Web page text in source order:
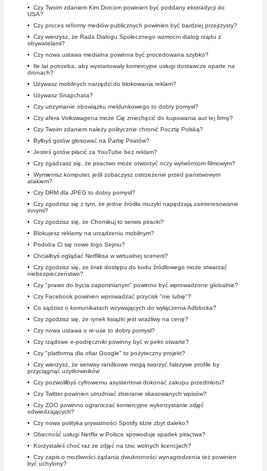
• Czy Twoim zdaniem Kim Dotcom powinien być poddany ekstradycji do
USA?
• Czy proces reformy mediów publicznych powinien być bardziej przejrzysty?
• Czy wierzysz, że Rada Dialogu Społecznego wzmocni dialog rządu z
obywatelami?
• Czy nowa ustawa medialna powinna być procedowana szybko?
• Ile lat potrzeba, aby wystartowały komercyjne usługi dostawcze oparte na
dronach?
• Używasz mobilnych narzędzi do blokowania reklam?
• Używasz Snapchata?
• Czy utrzymanie obowiązku meldunkowego to dobry pomysł?
• Czy afera Volkswagena może Cię zniechęcić do kupowania aut tej firmy?
• Czy Twoim zdaniem należy politycznie chronić Pocztę Polską?
• Byłbyś gotów głosować na Partię Piratów?
• Jesteś gotów płacić za YouTube bez reklam?
• Czy zgadzasz się, że piractwo może otworzyć oczy wytwórniom filmowym?
• Wymienisz komputer, jeśli zobaczysz ostrzeżenie przed państwowym
atakiem?
• Czy DRM dla JPEG to dobry pomysł?
• Czy zgodzisz się z tym, że jedne źródła muzyki napędzają zainteresowanie
innymi?
• Czy zgodzisz się, że Chomikuj to serwis piracki?
• Blokujesz reklamy na urządzeniu mobilnym?
• Podoba Ci się nowe logo Sejmu?
• Chciałbyś oglądać Netfliksa w wirtualnej scenerii?
• Czy zgodzisz się, że brak dostępu do kodu źródłowego może stwarzać
niebezpieczeństwo?
• Czy "prawo do bycia zapomnianym" powinno być wprowadzone globalnie?
• Czy Facebook powinien wprowadzać przycisk "nie lubię"?
• Co sądzisz o komunikatach wzywających do wyłączenia Adblocka?
• Czy zgodzisz się, że rynek książki jest wrażliwy na cenę?
• Czy nowa ustawa o re-use to dobry pomysł?
• Czy rządowe e-podręczniki powinny być w pełni otwarte?
• Czy "platforma dla ofiar Google" to pożyteczny projekt?
• Czy wierzysz, że serwisy randkowe mogą tworzyć fałszywe profile by
przyciągnąć użytkowników
• Czy pozwoliłbyś cyfrowemu asystentowi dokonać zakupu przedmiotu?
• Czy Twitter powinien utrudniać zbieranie skasowanych wpisów?
• Czy ZOO powinno ograniczać komercyjne wykorzystanie zdjęć
odwiedzających?
• Czy nowa polityka prywatności Spotify idzie zbyt daleko?
• Obecność usługi Netflix w Polsce spowoduje spadek piractwa?
• Korzystałeś choć raz ze zdjęć na tzw. wolnych licencjach?
• Czy zapis o możliwości żądania dwukrotności wynagrodzenia też powinien
być uchylony?